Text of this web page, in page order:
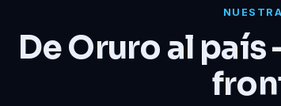
De Oruro al país